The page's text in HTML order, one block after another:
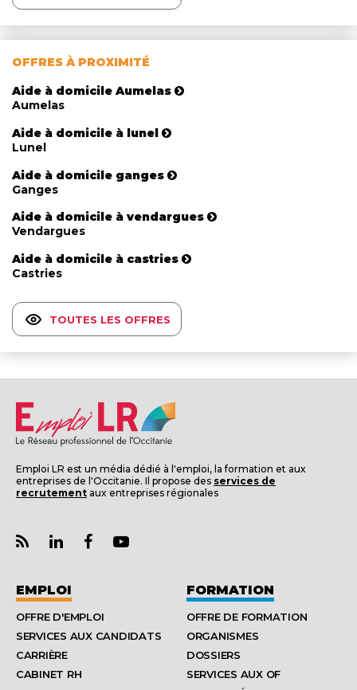
OFFRES À PROXIMITÉ
Aide à domicile Aumelas
Aumelas
Aide à domicile à lunel
Lunel
Aide à domicile ganges
Ganges
Aide à domicile à vendargues
Vendargues
Aide à domicile à castries
Castries
TOUTES LES OFFRES
Emploi LR est un média dédié à l'emploi, la formation et aux
entreprises de l'Occitanie. Il propose des services de
recrutement aux entreprises régionales
EMPLOI
OFFRE D'EMPLOI
SERVICES AUX CANDIDATS
CARRIÈRE
CABINET RH
FORMATION
OFFRE DE FORMATION
ORGANISMES
DOSSIERS
SERVICES AUX OF